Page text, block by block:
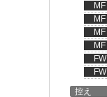
MF
MF
MF
MF
FW
FW
控え